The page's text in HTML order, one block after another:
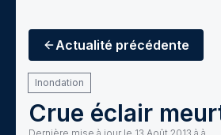
Actualité précédente
Inondation
Crue éclair